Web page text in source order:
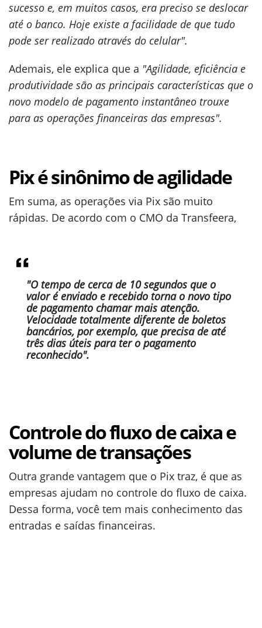
sucesso e, em muitos casos, era preciso se deslocar
até o banco. Hoje existe a facilidade de que tudo
pode ser realizado através do celular".
Ademais, ele explica que a "Agilidade, eficiência e
produtividade são as principais características que o
novo modelo de pagamento instantâneo trouxe
para as operações financeiras das empresas".
Pix é sinônimo de agilidade
Em suma, as operações via Pix são muito
rápidas. De acordo com o CMO da Transfeera,
"O tempo de cerca de 10 segundos que o
valor é enviado e recebido torna o novo tipo
de pagamento chamar mais atenção.
Velocidade totalmente diferente de boletos
bancários, por exemplo, que precisa de até
três dias úteis para ter o pagamento
reconhecido".
Controle do fluxo de caixa e
volume de transações
Outra grande vantagem que o Pix traz, é que as
empresas ajudam no controle do fluxo de caixa.
Dessa forma, você tem mais conhecimento das
entradas e saídas financeiras.